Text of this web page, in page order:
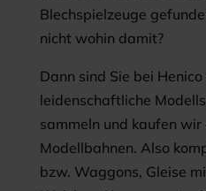
Blechspielzeuge
nicht wohin damit?
Dann sind Sie bei
leidenschaftliche
sammeln und kaufen wir
Modellbahnen. Also
bzw. Waggons, Gleise